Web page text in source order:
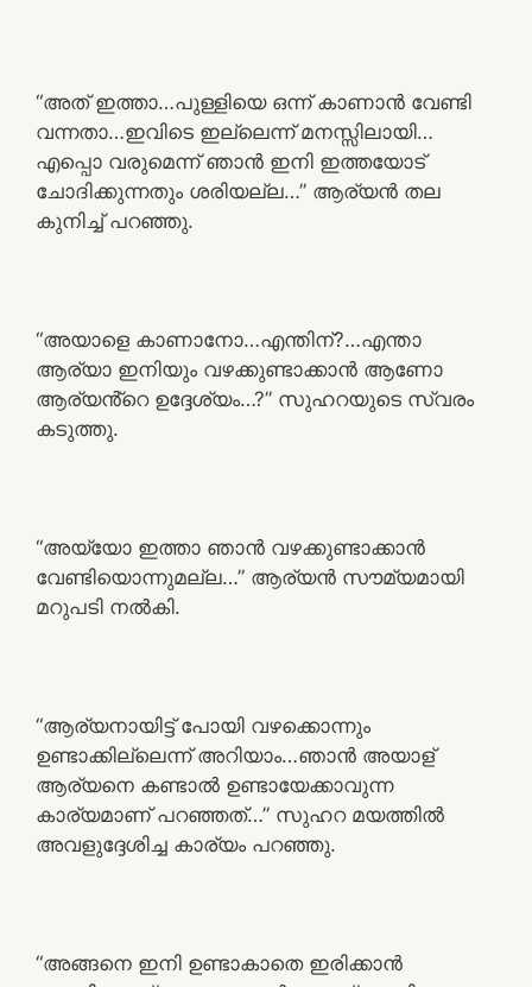
“അത് ഇത്താ…പുള്ളിയെ ഒന്ന് കാണാൻ വേണ്ടി
വന്നതാ…ഇവിടെ ഇല്ലെന്ന് മനസ്സിലായി…
എപ്പൊ വരുമെന്ന് ഞാൻ ഇനി ഇത്തയോട്
ചോദിക്കുന്നതും ശരിയല്ല…” ആര്യൻ തല
കുനിച്ച് പറഞ്ഞു.
“അയാളെ കാണാനോ…എന്തിന്?…എന്താ
ആര്യാ ഇനിയും വഴക്കുണ്ടാക്കാൻ ആണോ
ആര്യൻ്റെ ഉദ്ദേശ്യം…?” സുഹറയുടെ സ്വരം
കടുത്തു.
“അയ്യോ ഇത്താ ഞാൻ വഴക്കുണ്ടാക്കാൻ
വേണ്ടിയൊന്നുമല്ല…” ആര്യൻ സൗമ്യമായി
മറുപടി നൽകി.
“ആര്യനായിട്ട് പോയി വഴക്കൊന്നും
ഉണ്ടാക്കില്ലെന്ന് അറിയാം…ഞാൻ അയാള്
ആര്യനെ കണ്ടാൽ ഉണ്ടായേക്കാവുന്ന
കാര്യമാണ് പറഞ്ഞത്…” സുഹറ മയത്തിൽ
അവളുദ്ദേശിച്ച കാര്യം പറഞ്ഞു.
“അങ്ങനെ ഇനി ഉണ്ടാകാതെ ഇരിക്കാൻ